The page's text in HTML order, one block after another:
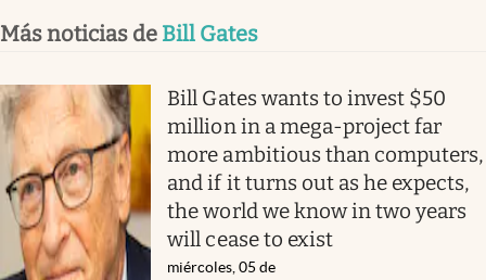
Más noticias de Bill Gates
Bill Gates wants to invest $50
million in a mega-project far
more ambitious than computers,
and if it turns out as he expects,
the world we know in two years
will cease to exist
miércoles, 05 de